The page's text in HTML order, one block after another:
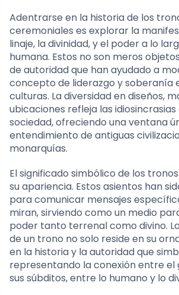
Adentrarse en la historia de los
ceremoniales es explorar la
linaje, la divinidad, y el poder a lo
humana. Estos no son meros
de autoridad que han ayudado a
concepto de liderazgo y soberanía
culturas. La diversidad en diseños,
ubicaciones refleja las
sociedad, ofreciendo una ventana
entendimiento de antiguas
monarquías.
El significado simbólico de los
su apariencia. Estos asientos han
para comunicar mensajes
miran, sirviendo como un medio
poder tanto terrenal como divino.
de un trono no solo reside en su
en la historia y la autoridad que
representando la conexión entre
sus súbditos, entre lo humano y lo